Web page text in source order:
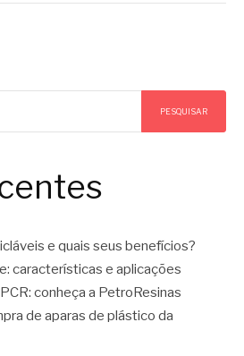
PESQUISAR
e quais seus benefícios?
características e aplicações
conheça a PetroResinas
de aparas de plástico da